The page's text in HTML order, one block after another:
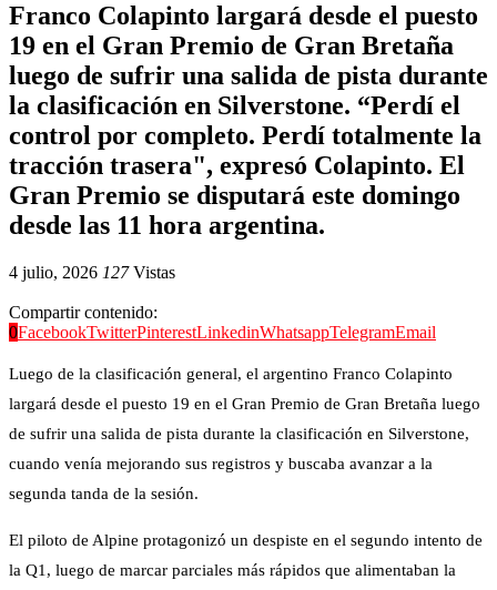
Franco Colapinto largará desde el puesto
19 en el Gran Premio de Gran Bretaña
luego de sufrir una salida de pista durante
la clasificación en Silverstone. “Perdí el
control por completo. Perdí totalmente la
tracción trasera", expresó Colapinto. El
Gran Premio se disputará este domingo
desde las 11 hora argentina.
4 julio, 2026 127Vistas
Compartir contenido:
0FacebookTwitterPinterestLinkedinWhatsappTelegramEmail
Luego de la clasificación general, el argentino Franco Colapinto
largará desde el puesto 19 en el Gran Premio de Gran Bretaña luego
de sufrir una salida de pista durante la clasificación en Silverstone,
cuando venía mejorando sus registros y buscaba avanzar a la
segunda tanda de la sesión.
El piloto de Alpine protagonizó un despiste en el segundo intento de
la Q1, luego de marcar parciales más rápidos que alimentaban la